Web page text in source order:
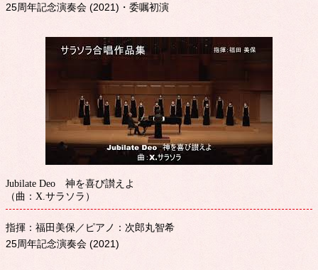
25周年記念演奏会 (2021)・委嘱初演
Jubilate Deo 神を喜び讃えよ
（曲：X.サラソラ）
指揮：福田美保／ピアノ：次郎丸智希
25周年記念演奏会 (2021)